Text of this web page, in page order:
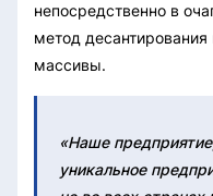
непосредственно в
метод
массивы.
«Наше
уникальное